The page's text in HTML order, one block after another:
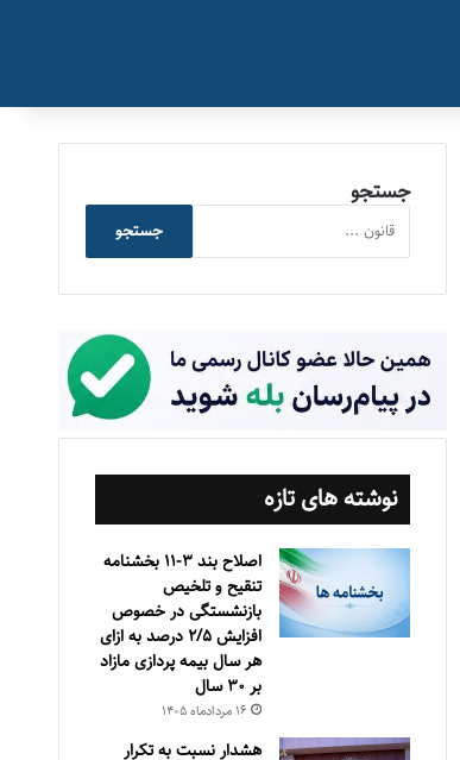
جستجو
جستجو
نوشته های تازه
اصلاح بند ۳‏-۱۱ بخشنامه
تنقیح و تلخیص
بازنشستگی در خصوص
افزایش ۵‏‏‏‏‏‏‏‏‏/۲ درصد به ازای
هر سال بیمه پردازی مازاد
بر ۳۰‏ سال
۱۶ مرداد‌ماه ۱۴۰۵
هشدار نسبت به تکرار